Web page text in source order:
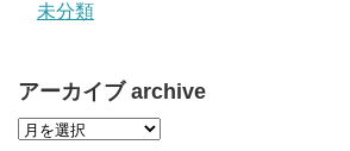
未分類
アーカイブ archive